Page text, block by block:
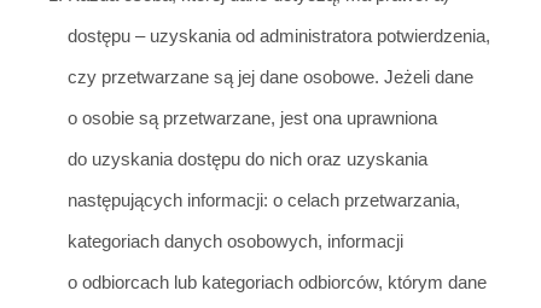
dostępu – uzyskania od administratora potwierdzenia,
czy przetwarzane są jej dane osobowe. Jeżeli dane
o osobie są przetwarzane, jest ona uprawniona
do uzyskania dostępu do nich oraz uzyskania
następujących informacji: o celach przetwarzania,
kategoriach danych osobowych, informacji
o odbiorcach lub kategoriach odbiorców, którym dane